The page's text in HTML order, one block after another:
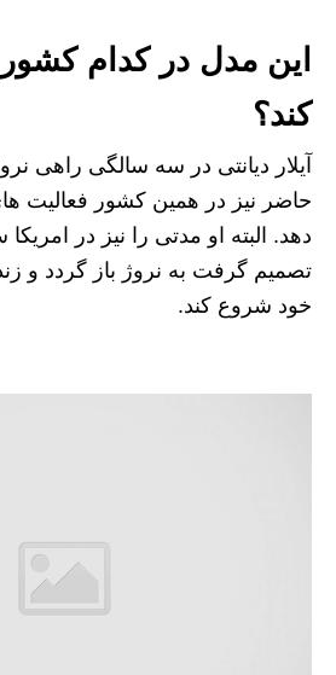
این مدل در کدام
کند؟
آیلار دیانتی در سه سالگی راهی
حاضر نیز در همین کشور فعالیت
دهد. البته او مدتی را نیز در
تصمیم گرفت به نروژ باز گردد و
خود شروع کند.